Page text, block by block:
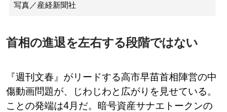
写真／産経新聞社
首相の進退を左右する段階ではない
『週刊文春』がリードする高市早苗首相陣営の中
傷動画問題が、じわじわと広がりを見せている。
ことの発端は4月だ。暗号資産サナエトークンの